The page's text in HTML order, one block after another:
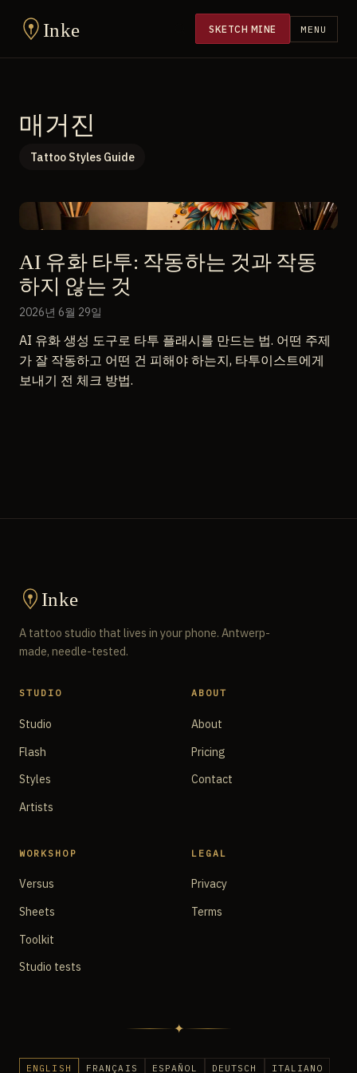
매거진
Tattoo Styles Guide
AI 유화 타투: 작동하는 것과 작동
하지 않는 것
2026년 6월 29일
AI 유화 생성 도구로 타투 플래시를 만드는 법. 어떤 주제
가 잘 작동하고 어떤 건 피해야 하는지, 타투이스트에게
보내기 전 체크 방법.
Inke SKETCH MINE MENU
Inke
A tattoo studio that lives in your phone. Antwerp-
made, needle-tested.
STUDIO
Studio
Flash
Styles
Artists
ABOUT
About
Pricing
Contact
WORKSHOP
Versus
Sheets
Toolkit
Studio tests
LEGAL
Privacy
Terms
✦
ENGLISH FRANÇAIS ESPAÑOL DEUTSCH ITALIANO